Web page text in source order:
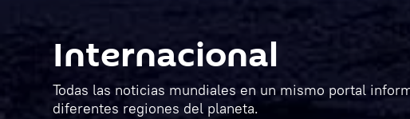
Internacional
Todas las noticias mundiales en un mismo portal
diferentes regiones del planeta.